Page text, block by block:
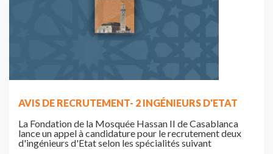
AVIS DE RECRUTEMENT- 2 INGÉNIEURS D'ETAT
La Fondation de la Mosquée Hassan II de Casablanca
lance un appel à candidature pour le recrutement deux
d'ingénieurs d'Etat selon les spécialités suivant